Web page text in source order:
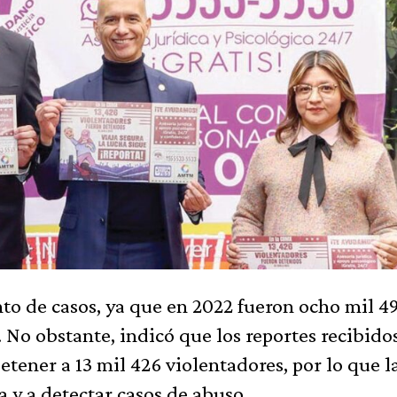
de casos, ya que en 2022 fueron ocho mil
obstante, indicó que los reportes
a 13 mil 426 violentadores, por lo que